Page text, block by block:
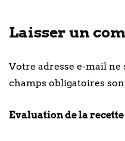
Laisser un
Votre adresse e-mail ne
champs obligatoires
Evaluation de la recette